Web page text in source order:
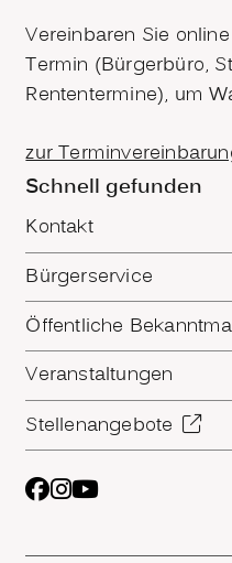
Vereinbaren Sie
Termin (Bürgerbüro,
Rententermine), um
zur
Schnell gefunden
Kontakt
Bürgerservice
Öffentliche
Veranstaltungen
Stellenangebote